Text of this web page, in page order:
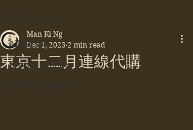
All Posts
fuyado_update
東京十二月連線代購
Man Ki Ng
Dec 1, 2023 2 min read